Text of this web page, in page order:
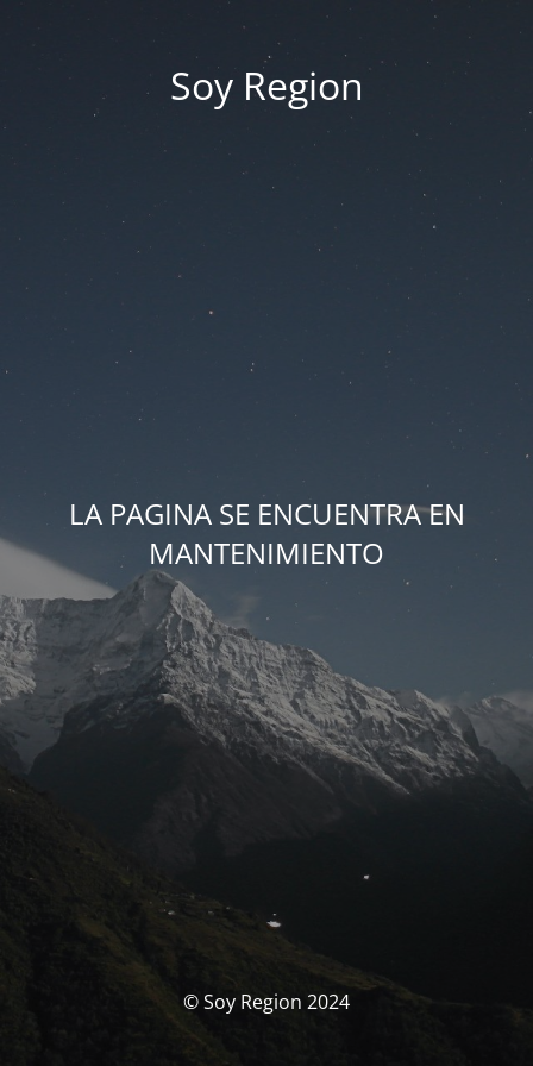
Soy Region
LA PAGINA SE ENCUENTRA EN
MANTENIMIENTO
© Soy Region 2024